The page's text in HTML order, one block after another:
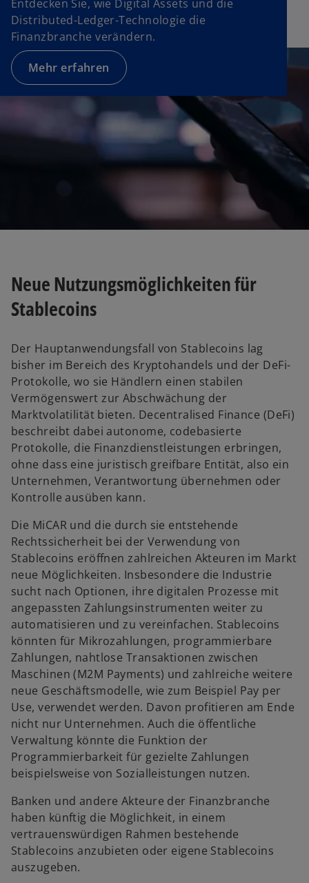
Entdecken Sie, wie Digital Assets und die
Distributed-Ledger-Technologie die
Finanzbranche verändern.
Mehr erfahren
Neue Nutzungsmöglichkeiten für
Stablecoins
Der Hauptanwendungsfall von Stablecoins lag
bisher im Bereich des Kryptohandels und der DeFi-
Protokolle, wo sie Händlern einen stabilen
Vermögenswert zur Abschwächung der
Marktvolatilität bieten. Decentralised Finance (DeFi)
beschreibt dabei autonome, codebasierte
Protokolle, die Finanzdienstleistungen erbringen,
ohne dass eine juristisch greifbare Entität, also ein
Unternehmen, Verantwortung übernehmen oder
Kontrolle ausüben kann.
Die MiCAR und die durch sie entstehende
Rechtssicherheit bei der Verwendung von
Stablecoins eröffnen zahlreichen Akteuren im Markt
neue Möglichkeiten. Insbesondere die Industrie
sucht nach Optionen, ihre digitalen Prozesse mit
angepassten Zahlungsinstrumenten weiter zu
automatisieren und zu vereinfachen. Stablecoins
könnten für Mikrozahlungen, programmierbare
Zahlungen, nahtlose Transaktionen zwischen
Maschinen (M2M Payments) und zahlreiche weitere
neue Geschäftsmodelle, wie zum Beispiel Pay per
Use, verwendet werden. Davon profitieren am Ende
nicht nur Unternehmen. Auch die öffentliche
Verwaltung könnte die Funktion der
Programmierbarkeit für gezielte Zahlungen
beispielsweise von Sozialleistungen nutzen.
Banken und andere Akteure der Finanzbranche
haben künftig die Möglichkeit, in einem
vertrauenswürdigen Rahmen bestehende
Stablecoins anzubieten oder eigene Stablecoins
auszugeben.